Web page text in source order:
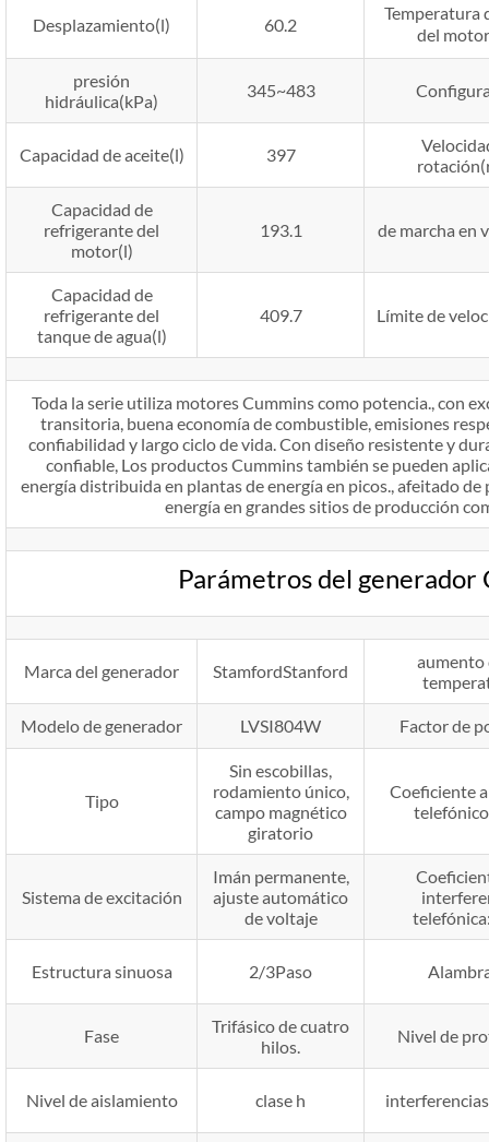
Desplazamiento(l) 60.2
Temperatura
del
presión
hidráulica(kPa)
345~483
Capacidad de aceite(l) 397
Capacidad de
refrigerante del
motor(l)
193.1 de marcha en
Capacidad de
refrigerante del
tanque de agua(l)
409.7 Límite de
Toda la serie utiliza motores Cummins como potencia., con
transitoria, buena economía de combustible, emisiones
confiabilidad y largo ciclo de vida. Con diseño resistente y
confiable, Los productos Cummins también se pueden
energía distribuida en plantas de energía en picos., afeitado
energía en grandes sitios de producción
Parámetros del generador
Marca del generador StamfordStanford
aumento
Modelo de generador LVSI804W Factor de
Tipo
Sin escobillas,
rodamiento único,
campo magnético
giratorio
Coeficiente
Sistema de excitación
Imán permanente,
ajuste automático
de voltaje
Estructura sinuosa 2/3Paso
Fase
Trifásico de cuatro
hilos.
Nivel de
Nivel de aislamiento clase h